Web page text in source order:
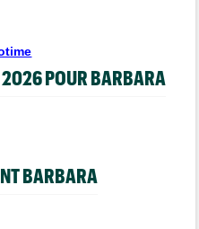
2026 POUR BARBARA
BARBARA